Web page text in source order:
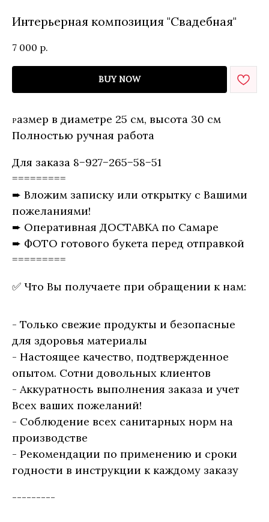
Интерьерная композиция "Свадебная"
7 000 р.
BUY NOW
Размер в диаметре 25 см, высота 30 см
Полностью ручная работа
Для заказа 8−927−265−58−51
=========
➨ Вложим записку или открытку с Вашими
пожеланиями!
➨ Оперативная ДОСТАВКА по Самаре
➨ ФОТО готового букета перед отправкой
=========
✅ Что Вы получаете при обращении к нам:
- Только свежие продукты и безопасные
для здоровья материалы
- Настоящее качество, подтвержденное
опытом. Сотни довольных клиентов
- Аккуратность выполнения заказа и учет
Всех ваших пожеланий!
- Соблюдение всех санитарных норм на
производстве
- Рекомендации по применению и сроки
годности в инструкции к каждому заказу
---------